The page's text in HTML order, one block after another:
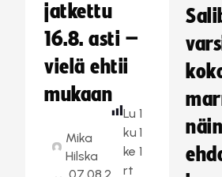
jatkettu
16.8. asti –
vielä ehtii
mukaan
Mika
Hilska
Lu
ku
ke
rt
1
1
1